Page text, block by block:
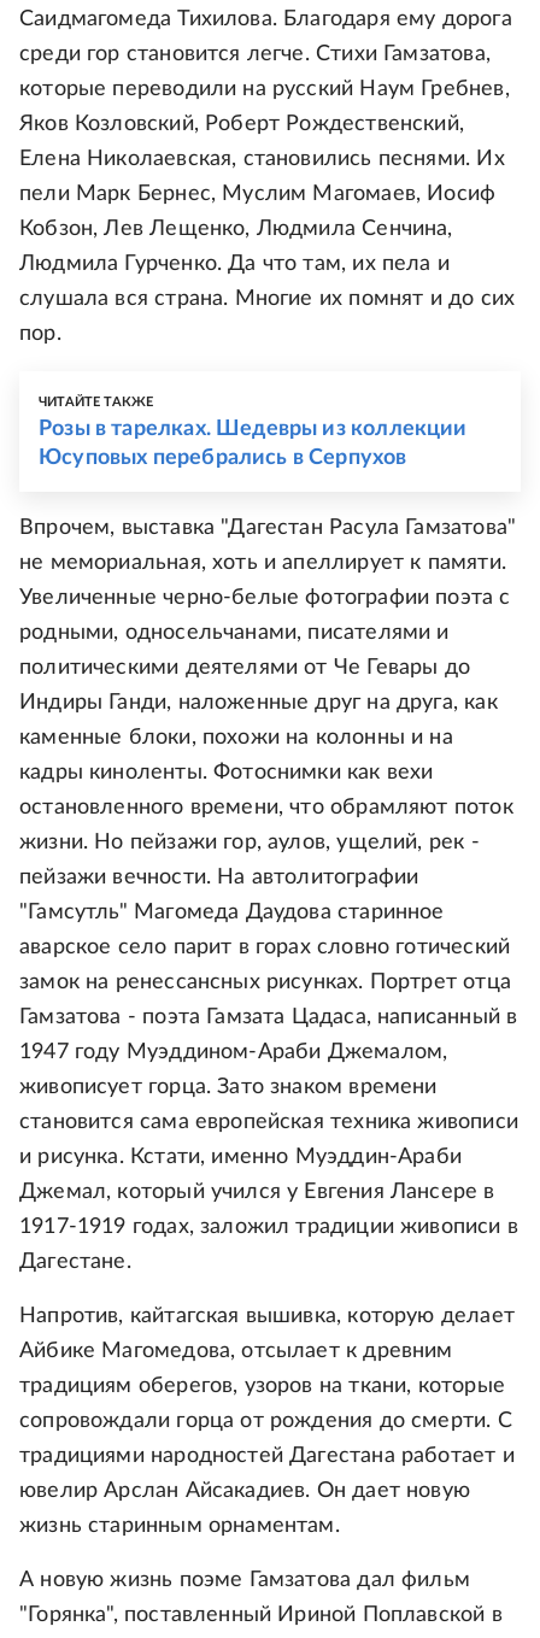
Саидмагомеда Тихилова. Благодаря ему дорога
среди гор становится легче. Стихи Гамзатова,
которые переводили на русский Наум Гребнев,
Яков Козловский, Роберт Рождественский,
Елена Николаевская, становились песнями. Их
пели Марк Бернес, Муслим Магомаев, Иосиф
Кобзон, Лев Лещенко, Людмила Сенчина,
Людмила Гурченко. Да что там, их пела и
слушала вся страна. Многие их помнят и до сих
пор.
ЧИТАЙТЕ ТАКЖЕ
Розы в тарелках. Шедевры из коллекции
Юсуповых перебрались в Серпухов
Впрочем, выставка "Дагестан Расула Гамзатова"
не мемориальная, хоть и апеллирует к памяти.
Увеличенные черно-белые фотографии поэта с
родными, односельчанами, писателями и
политическими деятелями от Че Гевары до
Индиры Ганди, наложенные друг на друга, как
каменные блоки, похожи на колонны и на
кадры киноленты. Фотоснимки как вехи
остановленного времени, что обрамляют поток
жизни. Но пейзажи гор, аулов, ущелий, рек -
пейзажи вечности. На автолитографии
"Гамсутль" Магомеда Даудова старинное
аварское село парит в горах словно готический
замок на ренессансных рисунках. Портрет отца
Гамзатова - поэта Гамзата Цадаса, написанный в
1947 году Муэддином-Араби Джемалом,
живописует горца. Зато знаком времени
становится сама европейская техника живописи
и рисунка. Кстати, именно Муэддин-Араби
Джемал, который учился у Евгения Лансере в
1917-1919 годах, заложил традиции живописи в
Дагестане.
Напротив, кайтагская вышивка, которую делает
Айбике Магомедова, отсылает к древним
традициям оберегов, узоров на ткани, которые
сопровождали горца от рождения до смерти. С
традициями народностей Дагестана работает и
ювелир Арслан Айсакадиев. Он дает новую
жизнь старинным орнаментам.
А новую жизнь поэме Гамзатова дал фильм
"Горянка", поставленный Ириной Поплавской в